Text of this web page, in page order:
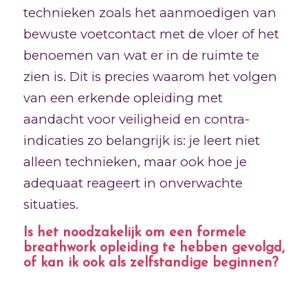
technieken zoals het aanmoedigen van
bewuste voetcontact met de vloer of het
benoemen van wat er in de ruimte te
zien is. Dit is precies waarom het volgen
van een erkende opleiding met
aandacht voor veiligheid en contra-
indicaties zo belangrijk is: je leert niet
alleen technieken, maar ook hoe je
adequaat reageert in onverwachte
situaties.
Is het noodzakelijk om een formele
breathwork opleiding te hebben gevolgd,
of kan ik ook als zelfstandige beginnen?